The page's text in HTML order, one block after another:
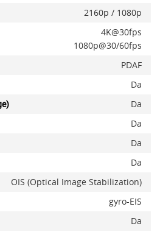
2160p / 1080p
4K@30fps
1080p@30/60fps
PDAF
Da
Da
Da
Da
Da
OIS (Optical Image Stabilization)
gyro-EIS
Da